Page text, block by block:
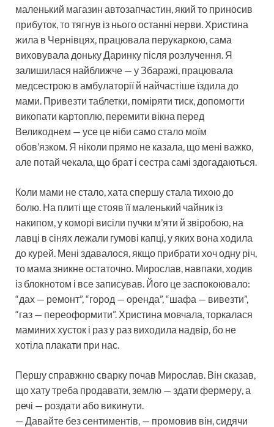
маленький магазин автозапчастин, який то приносив
прибуток, то тягнув із нього останні нерви. Христина
жила в Чернівцях, працювала перукаркою, сама
виховувала доньку Даринку після розлучення. Я
залишилася найближче — у Збаражі, працювала
медсестрою в амбулаторії й найчастіше їздила до
мами. Привезти таблетки, поміряти тиск, допомогти
викопати картоплю, перемити вікна перед
Великоднем — усе це ніби само стало моїм
обов’язком. Я ніколи прямо не казала, що мені важко,
але потай чекала, що брат і сестра самі здогадаються.
Коли мами не стало, хата спершу стала тихою до
болю. На плиті ще стояв її маленький чайник із
накипом, у коморі висіли пучки м’яти й звіробою, на
лавці в сінях лежали гумові капці, у яких вона ходила
до курей. Мені здавалося, якщо прибрати хоч одну річ,
то мама зникне остаточно. Мирослав, навпаки, ходив
із блокнотом і все записував. Його це заспокоювало:
“дах — ремонт”, “город — оренда”, “шафа — вивезти”,
“газ — переоформити”. Христина мовчала, торкалася
маминих хусток і раз у раз виходила надвір, бо не
хотіла плакати при нас.
Першу справжню сварку почав Мирослав. Він сказав,
що хату треба продавати, землю — здати фермеру, а
речі — роздати або викинути.
— Давайте без сентиментів, — промовив він, сидячи